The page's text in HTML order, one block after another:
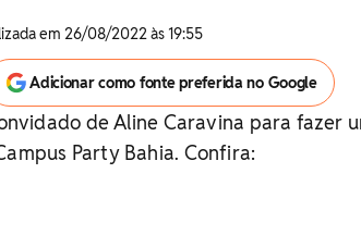
em 26/08/2022 às 19:55
Adicionar como fonte preferida no Google
de Aline Caravina para fazer
Party Bahia. Confira: